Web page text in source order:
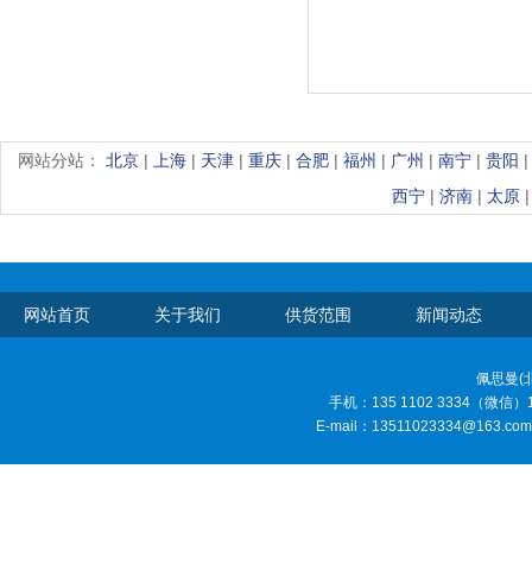
网站分站： 北京| 上海| 天津| 重庆| 合肥| 福州 | 广州 | 南宁| 贵阳 |
西宁| 济南| 太原
网站首页 关于我们 供货范围 新闻动态
佩思曼(
手机：135 1102 3334（微信
E-mail：